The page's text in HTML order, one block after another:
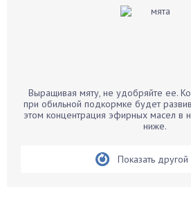
Бархатцы
Бегония
Выращивая мяту, не удобряйте ее.
при обильной подкормке будет
этом концентрация эфирных масел в
ниже.
Показать другой